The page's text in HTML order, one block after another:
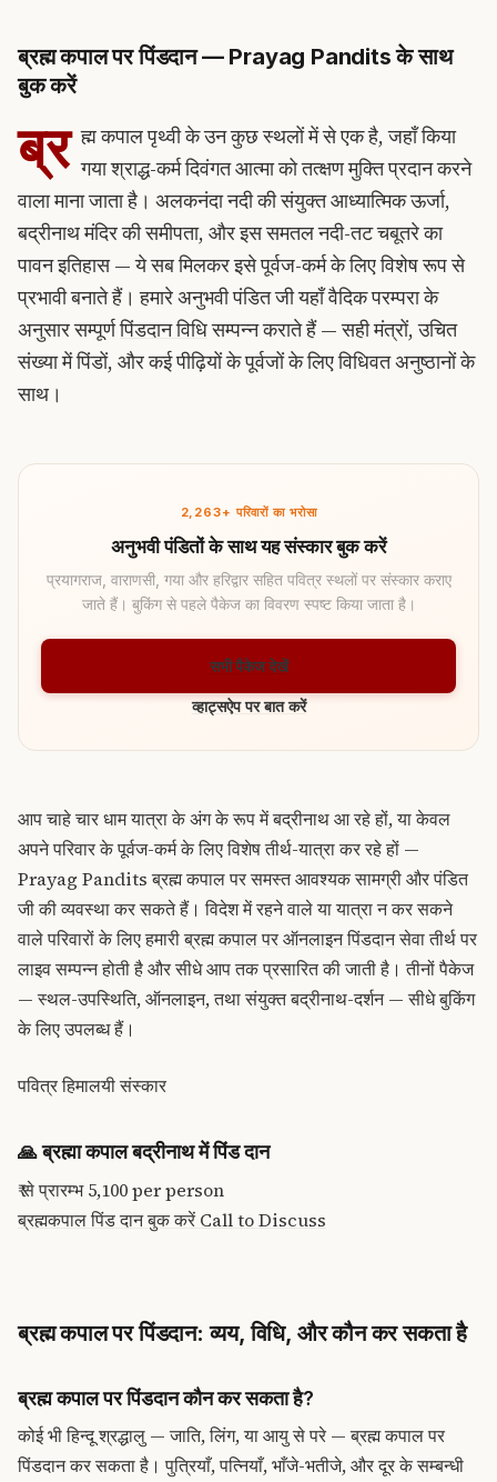
ब्रह्म कपाल पर पिंडदान — Prayag Pandits के साथ
बुक करें
ब्र ह्म कपाल पृथ्वी के उन कुछ स्थलों में से एक है, जहाँ किया
गया श्राद्ध-कर्म दिवंगत आत्मा को तत्क्षण मुक्ति प्रदान करने
वाला माना जाता है। अलकनंदा नदी की संयुक्त आध्यात्मिक ऊर्जा,
बद्रीनाथ मंदिर की समीपता, और इस समतल नदी-तट चबूतरे का
पावन इतिहास — ये सब मिलकर इसे पूर्वज-कर्म के लिए विशेष रूप से
प्रभावी बनाते हैं। हमारे अनुभवी पंडित जी यहाँ वैदिक परम्परा के
अनुसार सम्पूर्णपिंडदान विधिसम्पन्न कराते हैं — सही मंत्रों, उचित
संख्या में पिंडों, और कई पीढ़ियों के पूर्वजों के लिए विधिवत अनुष्ठानों के
साथ।
2,263+ परिवारों का भरोसा
अनुभवी पंडितों के साथ यह संस्कार बुक करें
प्रयागराज, वाराणसी, गया और हरिद्वार सहित पवित्र स्थलों पर संस्कार कराए
जाते हैं। बुकिंग से पहले पैकेज का विवरण स्पष्ट किया जाता है।
सभी पैकेज देखें
व्हाट्सऐप पर बात करें
आप चाहे चार धाम यात्रा के अंग के रूप में बद्रीनाथ आ रहे हों, या केवल
अपने परिवार के पूर्वज-कर्म के लिए विशेष तीर्थ-यात्रा कर रहे हों —
Prayag Pandits ब्रह्म कपाल पर समस्त आवश्यक सामग्री और पंडित
जी की व्यवस्था कर सकते हैं। विदेश में रहने वाले या यात्रा न कर सकने
वाले परिवारों के लिए हमारीब्रह्म कपाल पर ऑनलाइन पिंडदानसेवा तीर्थ पर
लाइव सम्पन्न होती है और सीधे आप तक प्रसारित की जाती है। तीनों पैकेज
— स्थल-उपस्थिति, ऑनलाइन, तथा संयुक्त बद्रीनाथ-दर्शन — सीधे बुकिंग
के लिए उपलब्ध हैं।
पवित्र हिमालयी संस्कार
🙏ब्रह्मा कपाल बद्रीनाथ में पिंड दान
₹ से प्रारम्भ 5,100per person
ब्रह्मकपाल पिंड दान बुक करें Call to Discuss
ब्रह्म कपाल पर पिंडदान: व्यय, विधि, और कौन कर सकता है
ब्रह्म कपाल पर पिंडदान कौन कर सकता है?
कोई भी हिन्दू श्रद्धालु — जाति, लिंग, या आयु से परे — ब्रह्म कपाल पर
पिंडदान कर सकता है। पुत्रियाँ, पत्नियाँ, भाँजे-भतीजे, और दूर के सम्बन्धी